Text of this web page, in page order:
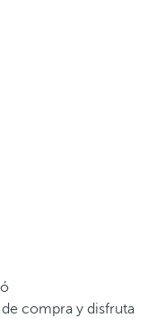
compra y disfruta